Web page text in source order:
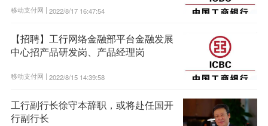
移动支付网 | 2022/8/17 16:47:54
【招聘】工行网络金融部平台金融发展
中心招产品研发岗、产品经理岗
移动支付网 | 2022/8/15 14:39:58
工行副行长徐守本辞职，或将赴任国开
行副行长